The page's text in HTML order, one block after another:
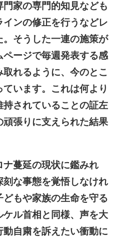
家の専門的知見なども
ンの修正を行うなどレ
そうした一連の施策が
ージで毎週発表する感
れるように、今のとこ
います。これは何より
持されていることの証左
張りに支えられた結果
ナ蔓延の現状に鑑みれ
な事態を覚悟しなけれ
もや家族の生命を守る
ル首相と同様、声を大
自粛を訴えたい衝動に